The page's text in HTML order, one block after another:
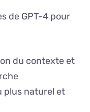
de GPT-4 pour
du contexte et
plus naturel et